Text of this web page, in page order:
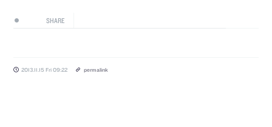
SHARE
2013.11.15 Fri 09:22 permalink